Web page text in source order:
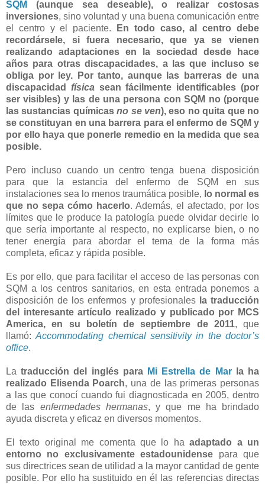
SQM
(aunque sea deseable), o realizar costosas
inversiones, sino voluntad y una buena comunicación entre
el centro y el paciente.
En todo caso, al centro debe
recordársele, si fuera necesario, que ya se vienen
realizando adaptaciones en la sociedad desde hace
años para otras discapacidades, a las que incluso se
obliga por ley. Por tanto, aunque las barreras de una
discapacidad física sean fácilmente identificables (por
ser visibles) y las de una persona con SQM no (porque
las sustancias químicasno se ven), eso no quita que no
se constituyan en una barrera para el enfermo de SQM y
por ello haya que ponerle remedio en la medida que sea
posible.
Pero incluso cuando un centro tenga buena disposición
para que la estancia del enfermo de SQM en sus
instalaciones sea lo menos traumática posible, lo normal es
que no sepa cómo hacerlo. Además, el afectado, por los
límites que le produce la patología puede olvidar decirle lo
que sería importante al respecto, no explicarse bien, o no
tener energía para abordar el tema de la forma más
completa, eficaz y rápida posible.
Es por ello, que para facilitar el acceso de las personas con
SQM a los centros sanitarios, en esta entrada ponemos a
disposición de los enfermos y profesionales la traducción
del interesante artículo realizado y publicado por MCS
America, en su boletín de septiembre de 2011, que
llamó:Accommodating chemical sensitivity in the doctor’s
office.
Latraducción del inglés para Mi Estrella de Marla ha
realizado Elisenda Poarch, una de las primeras personas
a las que conocí cuando fui diagnosticada en 2005, dentro
de las enfermedades hermanas, y que me ha brindado
ayuda discreta y eficaz en diversos momentos.
El texto original me comenta que lo haadaptado a un
entorno no exclusivamente estadounidense para que
sus directrices sean de utilidad a la mayor cantidad de gente
posible. Por ello ha sustituido en él las referencias directas